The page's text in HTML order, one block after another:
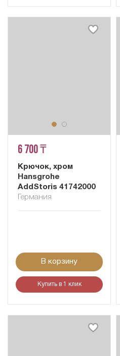
6 700 ₸
Крючок, хром
Hansgrohe
AddStoris 41742000
Германия
В корзину
Купить в 1 клик